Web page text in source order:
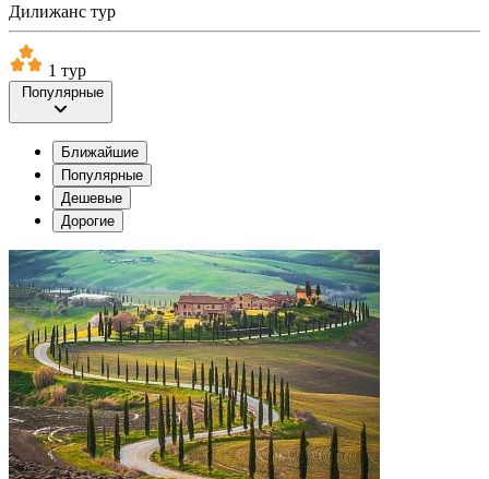
Дилижанс тур
1 тур
Популярные
Ближайшие
Популярные
Дешевые
Дорогие